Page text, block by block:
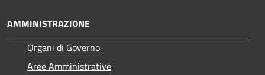
AMMINISTRAZIONE
Organi di Governo
Aree Amministrative